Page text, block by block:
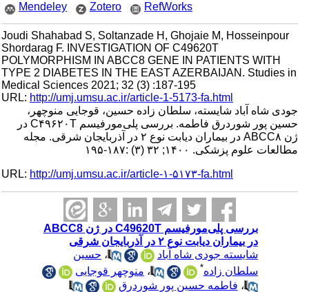
Mendeley
Zotero RefWorks
Joudi Shahabad S, Soltanzade H, Ghojaie M, Hosseinpour
Shordarag F. INVESTIGATION OF C49620T
POLYMORPHISM IN ABCC8 GENE IN PATIENTS WITH
TYPE 2 DIABETES IN THE EAST AZERBAIJAN. Studies in
Medical Sciences 2021; 32 (3) :187-195
URL:http://umj.umsu.ac.ir/article-1-5173-fa.html
جودی شاه آباد شایسته، سلطان زاده حسین، قوجایی منوچهر،
حسین پور شوردرق فاطمه. بررسی پلی‌مورفیسم C۴۹۶۲۰T در
ژن ABCC۸ در بیماران دیابت نوع ۲ در آذربایجان شرقی. مجله
مطالعات علوم پزشکی. ۱۴۰۰; ۳۲ (۳) :۱۸۷-۱۹۵
URL:http://umj.umsu.ac.ir/article-۱-۵۱۷۳-fa.html
بررسی پلی‌مورفیسم C49620T در ژن ABCC8
در بیماران دیابت نوع ۲ در آذربایجان شرقی
شایسته جودی شاه آباد
،حسین
سلطان زاده
،منوچهر قوجایی
،فاطمه حسین پور شوردرق